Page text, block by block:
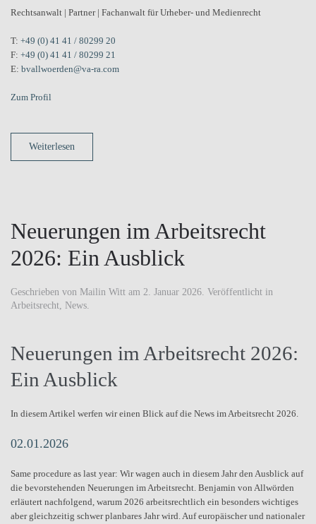
Rechtsanwalt | Partner | Fachanwalt für Urheber- und Medienrecht
T: +49 (0) 41 41 / 80299 20
F: +49 (0) 41 41 / 80299 21
E: bvallwoerden@va-ra.com
Zum Profil
Weiterlesen
Neuerungen im Arbeitsrecht
2026: Ein Ausblick
Geschrieben von Mailin Witt am 2. Januar 2026. Veröffentlicht in
Arbeitsrecht, News.
Neuerungen im Arbeitsrecht 2026:
Ein Ausblick
In diesem Artikel werfen wir einen Blick auf die News im Arbeitsrecht 2026.
02.01.2026
Same procedure as last year: Wir wagen auch in diesem Jahr den Ausblick auf
die bevorstehenden Neuerungen im Arbeitsrecht. Benjamin von Allwörden
erläutert nachfolgend, warum 2026 arbeitsrechtlich ein besonders wichtiges
aber gleichzeitig schwer planbares Jahr wird. Auf europäischer und nationaler